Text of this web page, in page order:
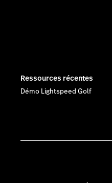
Ressources récentes
Démo Lightspeed Golf